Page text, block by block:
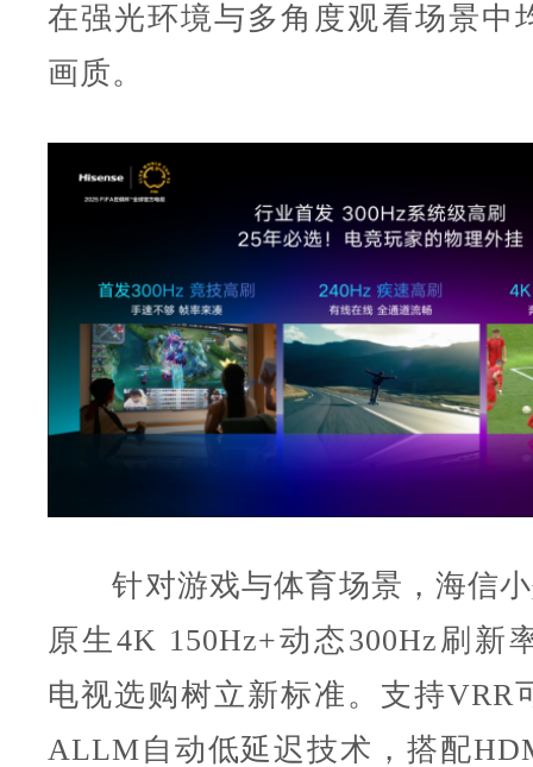
在强光环境与多角度观看场景中
画质。
针对游戏与体育场景，海信小
原生4K 150Hz+动态300Hz刷新
电视选购树立新标准。支持VRR
ALLM自动低延迟技术，搭配